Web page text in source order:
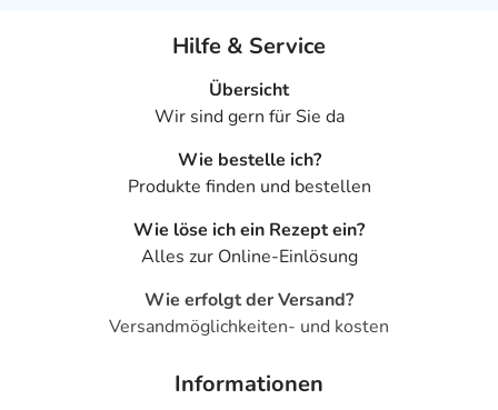
Hilfe & Service
Übersicht
Wir sind gern für Sie da
Wie bestelle ich?
Produkte finden und bestellen
Wie löse ich ein Rezept ein?
Alles zur Online-Einlösung
Wie erfolgt der Versand?
Versandmöglichkeiten- und kosten
Informationen